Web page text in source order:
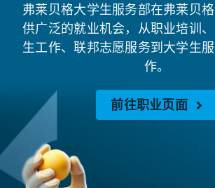
弗莱贝格大学生服务部在弗莱贝
供广泛的就业机会，从职业培训
生工作、联邦志愿服务到大学生
作。
前往职业页面